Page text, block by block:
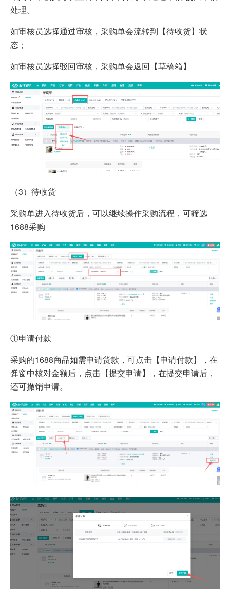
处理。
如审核员选择通过审核，采购单会流转到【待收货】状
态；
如审核员选择驳回审核，采购单会返回【草稿箱】
（3）待收货
采购单进入待收货后，可以继续操作采购流程，可筛选
1688采购
①申请付款
采购的1688商品如需申请货款，可点击【申请付款】，在
弹窗中核对金额后，点击【提交申请】，在提交申请后，
还可撤销申请。